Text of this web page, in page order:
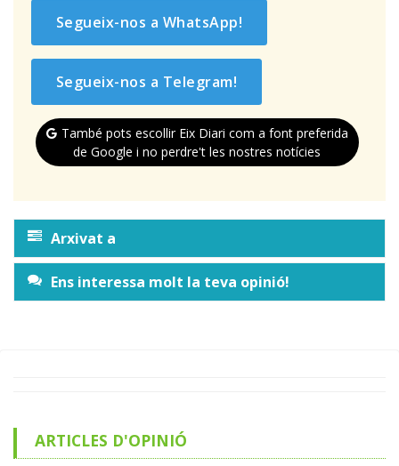
Segueix-nos a WhatsApp!
Segueix-nos a Telegram!
També pots escollir Eix Diari com a font preferida
de Google i no perdre't les nostres notícies
Arxivat a
Ens interessa molt la teva opinió!
ARTICLES D'OPINIÓ